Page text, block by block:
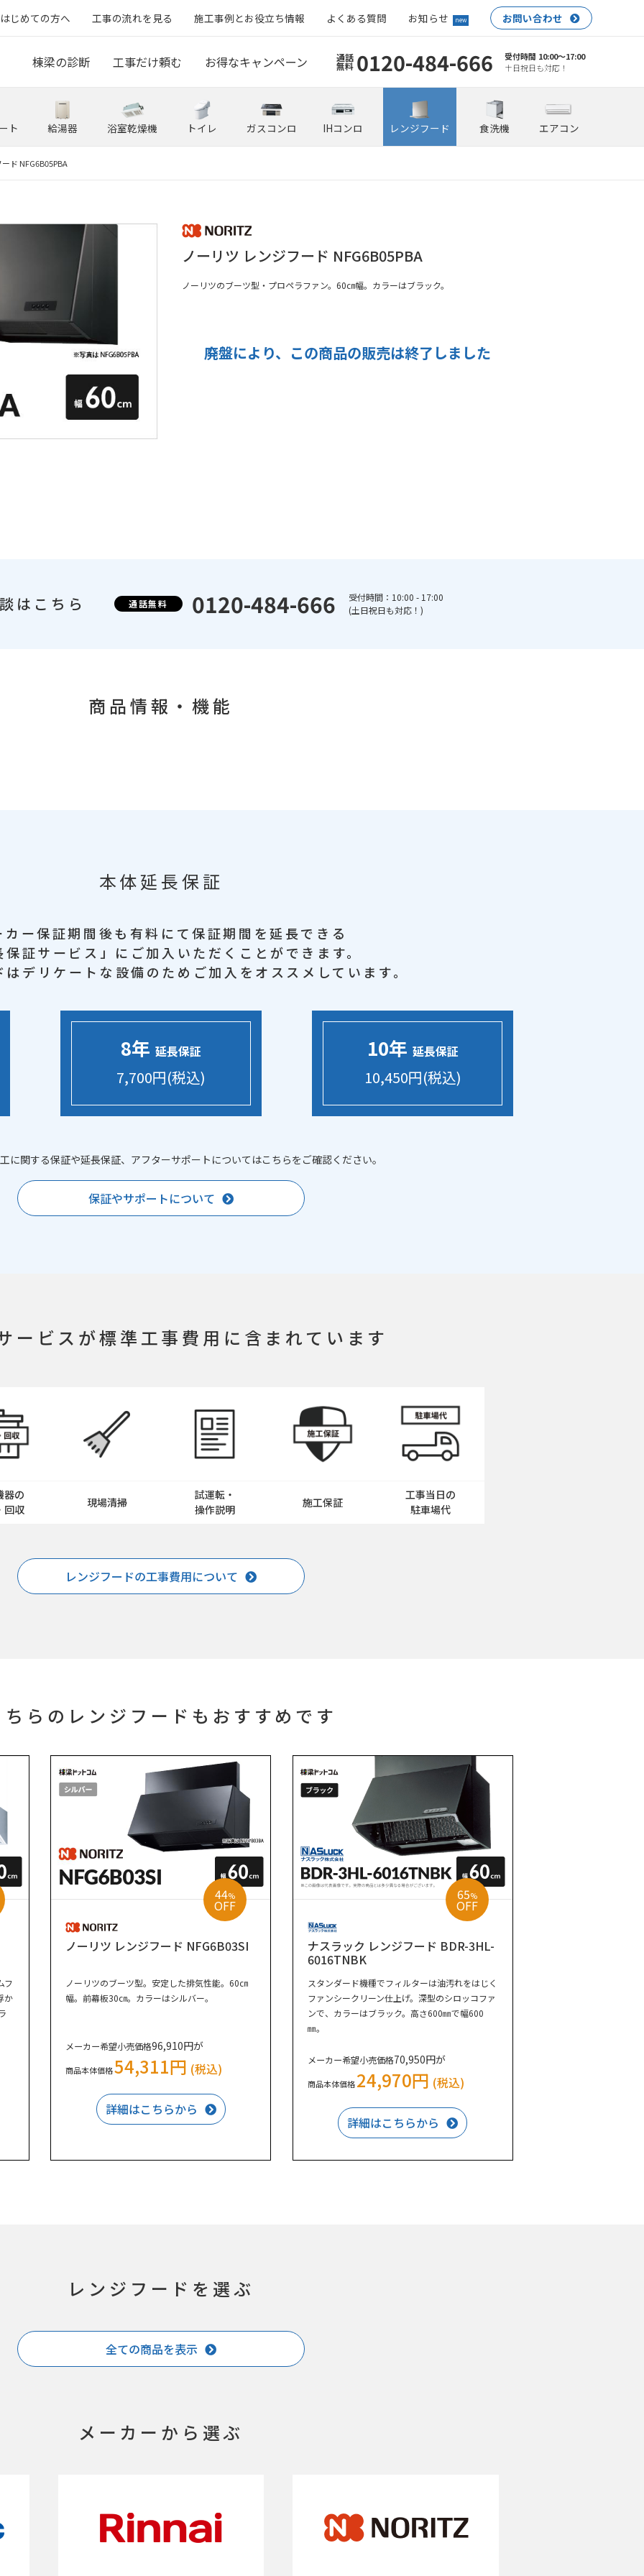
はじめての方へ 工事の流れを見る 施工事例とお役立ち情報 よくある質問 お知らせ new お問い合わせ
棟梁の診断 工事だけ頼む お得なキャンペーン 通話
無料 0120-484-666
受付時間 10:00〜17:00
土日祝日も対応！
ト 給湯器 浴室乾燥機 トイレ ガスコンロ IHコンロ レンジフード 食洗機 エアコン
ド NFG6B05PBA
ノーリツ レンジフード NFG6B05PBA
ノーリツのブーツ型・プロペラファン。60㎝幅。カラーはブラック。
廃盤により、 この商品の販売は終了しました
はこちら 通話無料 0120-484-666
受付時間：10:00 - 17:00
(土日祝日も対応！)
商品情報・機能
本体延長保証
カー保証期間後も 有料にて保証期間を延長できる
保証サービス」に ご加入いただくことができます。
はデリケートな設備のため ご加入をオススメしています。
8年 延長保証
7,700円(税込)
10年 延長保証
10,450円(税込)
に関する保証や延長保証、アフターサポートについてはこちらをご確認ください。
保証やサポートについて
ービスが標準工事費用に含まれています
器の
回収
現場清掃
試運転・
操作説明
施工保証
工事当日の
駐車場代
レンジフードの工事費用について
ちらのレンジフードもおすすめです
フ
か
44%
OFF
ノーリツ レンジフード NFG6B03SI
ノーリツのブーツ型。安定した排気性能。60㎝
幅。前幕板30㎝。カラーはシルバー。
メーカー希望小売価格96,910円が
商品本体価格54,311円 (税込)
詳細はこちらから
65%
OFF
ナスラック レンジフード BDR-3HL-
6016TNBK
スタンダード機種でフィルターは油汚れをはじく
ファンシークリーン仕上げ。深型のシロッコファ
ンで、カラーはブラック。高さ600㎜で幅600
㎜。
メーカー希望小売価格70,950円が
商品本体価格24,970円 (税込)
詳細はこちらから
レンジフードを選ぶ
全ての商品を表示
メーカーから選ぶ